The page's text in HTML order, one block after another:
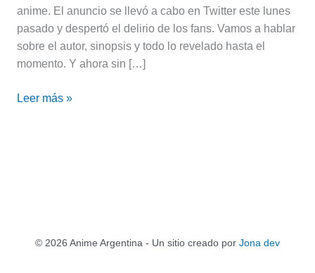
anime. El anuncio se llevó a cabo en Twitter este lunes
pasado y despertó el delirio de los fans. Vamos a hablar
sobre el autor, sinopsis y todo lo revelado hasta el
momento. Y ahora sin […]
Leer más »
© 2026 Anime Argentina - Un sitio creado por Jona dev